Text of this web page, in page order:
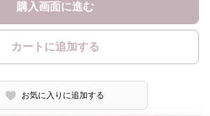
購入画面に進む
カートに追加する
お気に入りに追加する